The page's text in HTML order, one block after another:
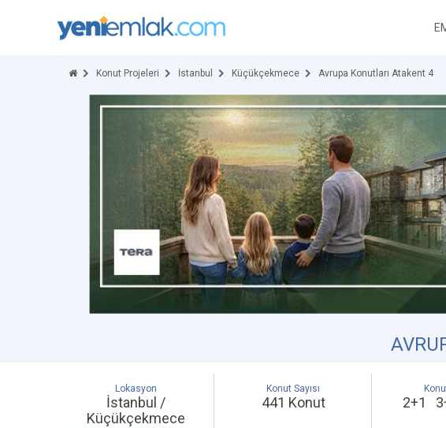
Konut Projeleri İstanbul Küçükçekmece Avrupa Konutları Atakent 4
Lokasyon
İstanbul /
Küçükçekmece
Konut Sayısı
441 Konut 2+1